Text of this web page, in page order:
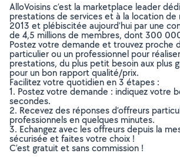
AlloVoisins c’est la marketplace leader
prestations de services et à la location
2013 et plébiscitée aujourd’hui par une
de 4,5 millions de membres, dont 300
Postez votre demande et trouvez proche
particulier ou un professionnel pour
prestations, du plus petit besoin aux plus
pour un bon rapport qualité/prix.
Facilitez votre quotidien en 3 étapes :
1. Postez votre demande : indiquez votre
secondes.
2. Recevez des réponses d’offreurs
professionnels en quelques minutes.
3. Echangez avec les offreurs depuis la
sécurisée et faites votre choix !
C’est gratuit et sans commission !